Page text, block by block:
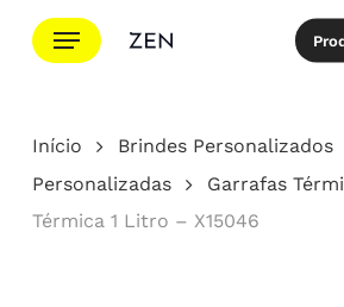
para
principal
Menu
Cotação
Início Brindes Personalizados
Personalizadas
Garrafas
Térmica 1 Litro – X15046